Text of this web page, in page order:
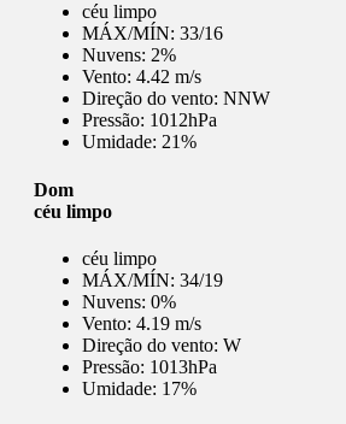
céu limpo
MÁX/MÍN: 33/16
Nuvens: 2%
Vento: 4.42 m/s
Direção do vento: NNW
Pressão: 1012hPa
Umidade: 21%
Dom
céu limpo
céu limpo
MÁX/MÍN: 34/19
Nuvens: 0%
Vento: 4.19 m/s
Direção do vento: W
Pressão: 1013hPa
Umidade: 17%